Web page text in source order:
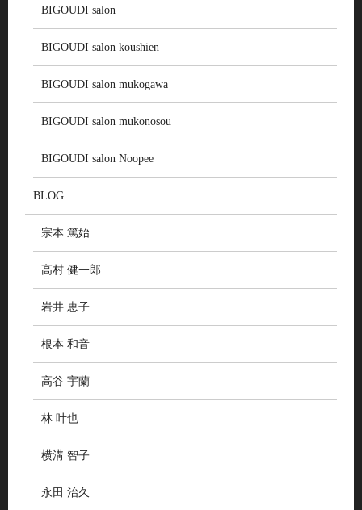
BIGOUDI salon
BIGOUDI salon koushien
BIGOUDI salon mukogawa
BIGOUDI salon mukonosou
BIGOUDI salon Noopee
BLOG
宗本 篤始
高村 健一郎
岩井 恵子
根本 和音
高谷 宇蘭
林 叶也
横溝 智子
永田 治久